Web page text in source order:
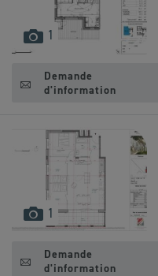
1 images
disponibles
Demande
d'information
1 images
disponibles
Demande
d'information